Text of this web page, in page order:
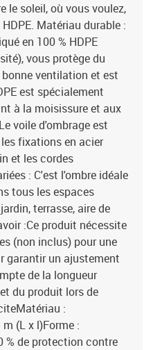
au vent et à l'eauRésistant
respirantÉléments de fixation en
1,5 m de corde en polyéthylène
le soleil, où vous voulez,
Matériau durable :
en 100 % HDPE
vous protège du
ventilation et est
est spécialement
à la moisissure et aux
voile d'ombrage est
fixations en acier
et les cordes
: C'est l'ombre idéale
tous les espaces
terrasse, aire de
:Ce produit nécessite
(non inclus) pour une
garantir un ajustement
de la longueur
du produit lors de
:
(L x l)Forme :
% de protection contre